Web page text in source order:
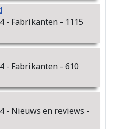
- Fabrikanten - 610
- Fabrikanten - 1115
- Nieuws en reviews -